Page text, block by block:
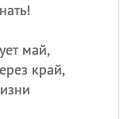
май,
край,